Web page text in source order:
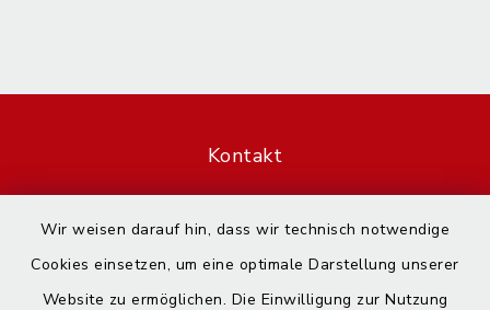
Wir weisen darauf hin, dass wir technisch notwendige
Cookies einsetzen, um eine optimale Darstellung unserer
Website zu ermöglichen. Die Einwilligung zur Nutzung
Kontakt
Datenschutz